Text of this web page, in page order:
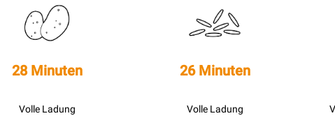
28 Minuten
Volle Ladung
26 Minuten
Volle Ladung